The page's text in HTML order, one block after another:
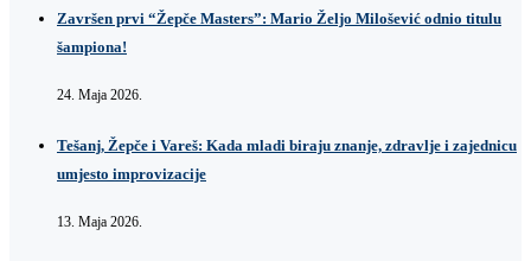
Završen prvi “Žepče Masters”: Mario Željo Milošević odnio titulu
šampiona!
24. Maja 2026.
Tešanj, Žepče i Vareš: Kada mladi biraju znanje, zdravlje i zajednicu
umjesto improvizacije
13. Maja 2026.